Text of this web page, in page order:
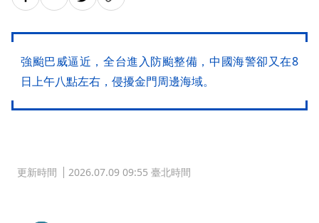
強颱巴威逼近，全台進入防颱整備，中國海警卻又在8
日上午八點左右，侵擾金門周邊海域。
更新時間 2026.07.09 09:55 臺北時間